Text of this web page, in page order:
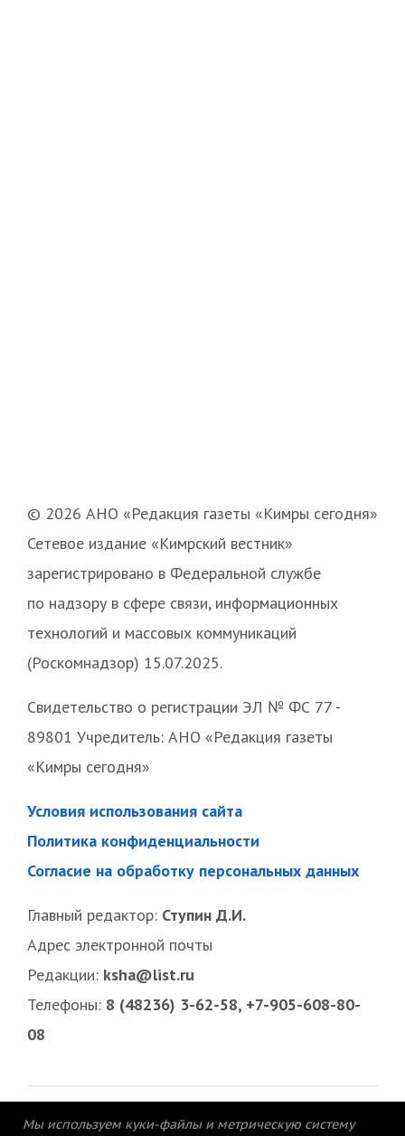
© 2026 АНО «Редакция газеты «Кимры сегодня»
Сетевое издание «Кимрский вестник»
зарегистрировано в Федеральной службе
по надзору в сфере связи, информационных
технологий и массовых коммуникаций
(Роскомнадзор) 15.07.2025.
Свидетельство о регистрации ЭЛ № ФС 77 -
89801 Учредитель: АНО «Редакция газеты
«Кимры сегодня»
Условия использования сайта
Политика конфиденциальности
Согласие на обработку персональных данных
Главный редактор: Ступин Д.И.
Адрес электронной почты
Редакции: ksha@list.ru
Телефоны: 8 (48236) 3-62-58, +7-905-608-80-
08
Мы используем куки-файлы и метрическую систему